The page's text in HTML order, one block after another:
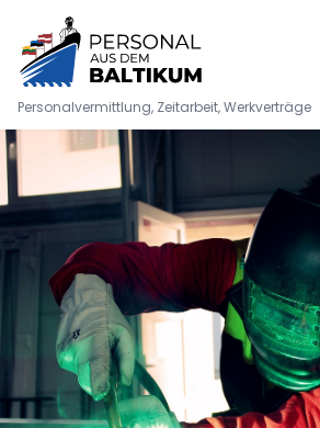
Personalvermittlung, Zeitarbeit, Werkverträge